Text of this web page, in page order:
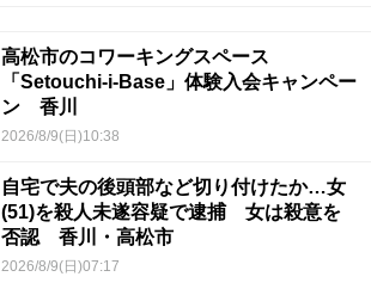
高松市のコワーキングスペース
「Setouchi-i-Base」体験入会キャンペー
ン 香川
2026/8/9(日)10:38
自宅で夫の後頭部など切り付けたか…女
(51)を殺人未遂容疑で逮捕 女は殺意を
否認 香川・高松市
2026/8/9(日)07:17